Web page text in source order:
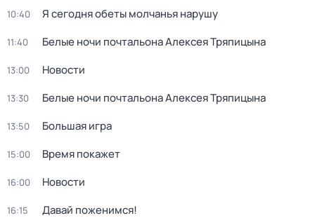
10:40 Я сегодня обеты молчанья нарушу
11:40 Белые ночи почтальона Алексея Тряпицына
13:00 Новости
13:30 Белые ночи почтальона Алексея Тряпицына
13:50 Большая игра
15:00 Время покажет
16:00 Новости
16:15 Давай поженимся!